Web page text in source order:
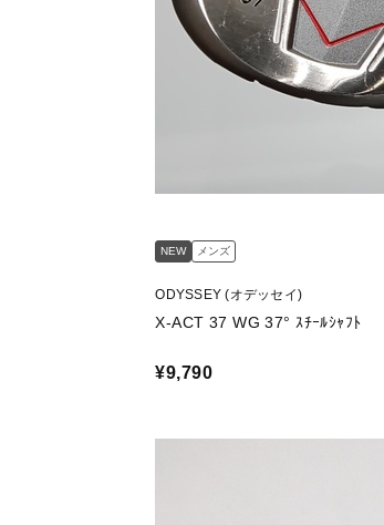
NEW メンズ
ODYSSEY (オデッセイ)
X-ACT 37 WG 37° ｽﾁｰﾙｼｬﾌﾄ
¥9,790